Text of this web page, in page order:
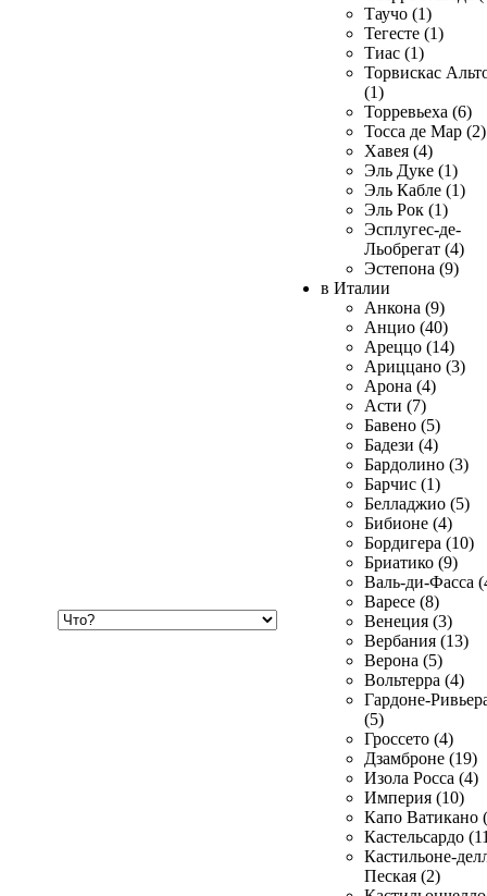
Таучо (1)
Тегесте (1)
Тиас (1)
Торвискас
(1)
Торревьеха (6)
Тосса де Мар (2)
Хавея (4)
Эль Дуке (1)
Эль Кабле (1)
Эль Рок (1)
Эсплугес-де-
Льобрегат (4)
Эстепона (9)
в Италии
Анкона (9)
Анцио (40)
Ареццо (14)
Ариццано (3)
Арона (4)
Асти (7)
Бавено (5)
Бадези (4)
Бардолино (3)
Барчис (1)
Белладжио (5)
Бибионе (4)
Бордигера (10)
Бриатико (9)
Валь-ди-Фасса
Варесе (8)
Венеция (3)
Вербания (13)
Верона (5)
Вольтерра (4)
Гардоне-
(5)
Гроссето (4)
Дзамброне (19)
Изола Росса (4)
Империя (10)
Капо Ватикано
Кастельсардо
Кастильоне-
Пеская (2)